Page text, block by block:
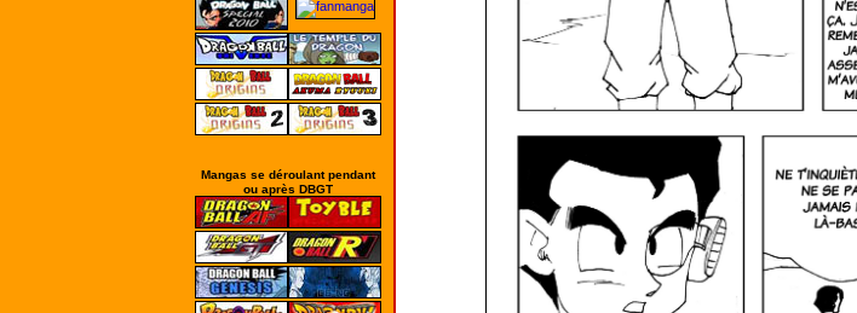
Mangas se déroulant pendant
ou après DBGT